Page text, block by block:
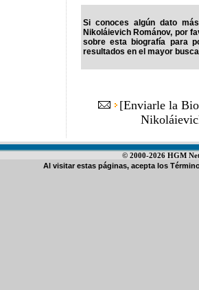
Si conoces algún dato
Nikoláievich Románov, por
sobre esta biografía para
resultados en el mayor
[Enviarle la
© 2000-2026 HGM
Al visitar estas páginas, acepta los